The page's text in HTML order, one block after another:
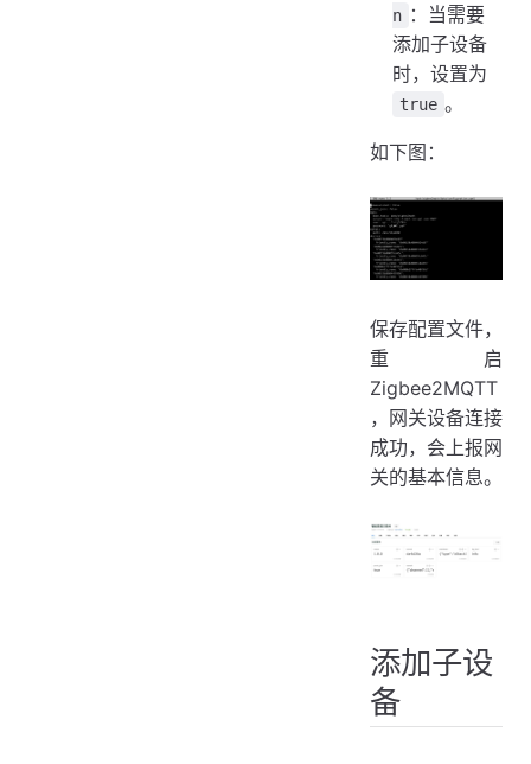
n ：当需要
添加子设备
时，设置为
true 。
如下图：
保存配置文件，
重启
Zigbee2MQTT
，网关设备连接
成功，会上报网
关的基本信息。
添加子设
备